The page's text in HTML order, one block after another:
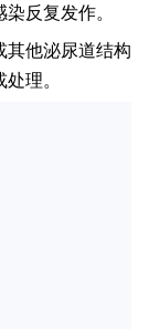
染反复发作。
其他泌尿道结构
理。